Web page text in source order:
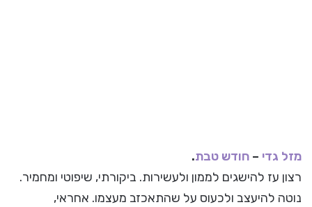
מזל גדי – חודש טבת.
רצון עז להישגים לממון ולעשירות. ביקורתי, שיפוטי ומחמיר.
נוטה להיעצב ולכעוס על שהתאכזב מעצמו. אחראי,